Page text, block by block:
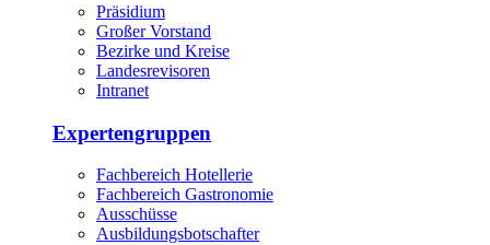
Präsidium
Großer Vorstand
Bezirke und Kreise
Landesrevisoren
Intranet
Expertengruppen
Fachbereich Hotellerie
Fachbereich Gastronomie
Ausschüsse
Ausbildungsbotschafter